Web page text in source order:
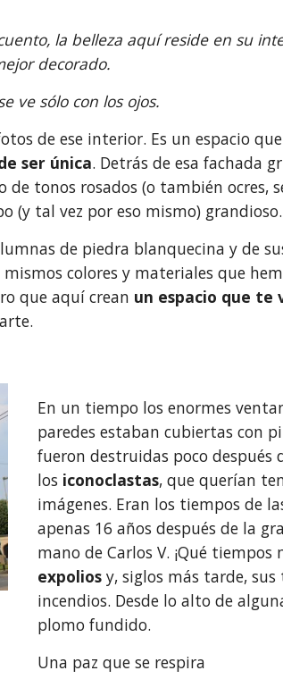
la belleza aquí reside en su
decorado.
ve sólo con los ojos.
ser única. Detrás de esa fachada
de tonos rosados (o también ocres,
(y tal vez por eso mismo) grandioso.
de piedra blanquecina y de
colores y materiales que
que aquí crean un espacio que te
En un tiempo los enormes
paredes estaban cubiertas con
fueron destruidas poco después
los iconoclastas, que querían
imágenes. Eran los tiempos de
apenas 16 años después de la
mano de Carlos V. ¡Qué
expolios y, siglos más tarde,
incendios. Desde lo alto de
plomo fundido.
Una paz que se respira